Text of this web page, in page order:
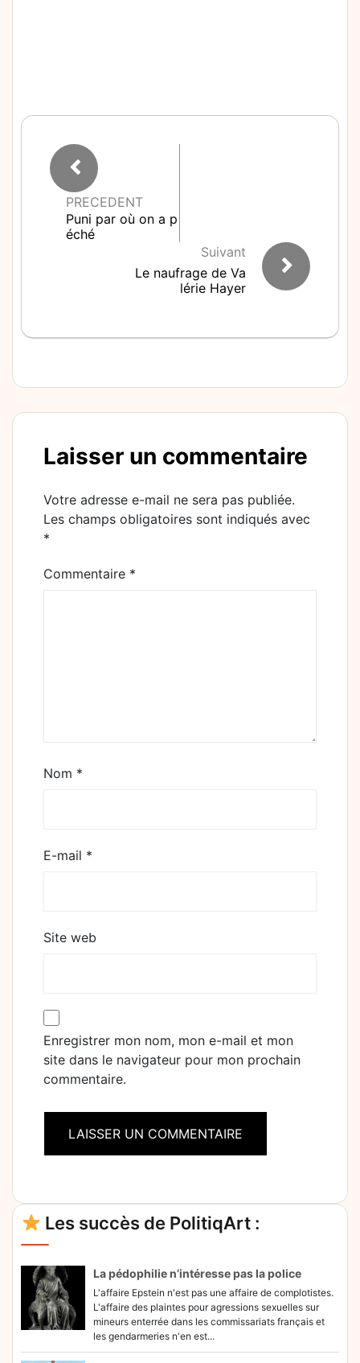
PRECEDENT
Puni par où on a p
éché
Suivant
Le naufrage de Va
lérie Hayer
Laisser un commentaire
Votre adresse e-mail ne sera pas publiée.
Les champs obligatoires sont indiqués avec
*
Commentaire *
Nom *
E-mail *
Site web
Enregistrer mon nom, mon e-mail et mon
site dans le navigateur pour mon prochain
commentaire.
Les succès de PolitiqArt :
La pédophilie n’intéresse pas la police
L'affaire Epstein n'est pas une affaire de complotistes.
L'affaire des plaintes pour agressions sexuelles sur
mineurs enterrée dans les commissariats français et
les gendarmeries n'en est...